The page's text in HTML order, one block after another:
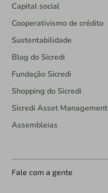
Capital social
Cooperativismo de crédito
Sustentabilidade
Blog do Sicredi
Fundação Sicredi
Shopping do Sicredi
Sicredi Asset Management
Assembleias
Fale com a gente